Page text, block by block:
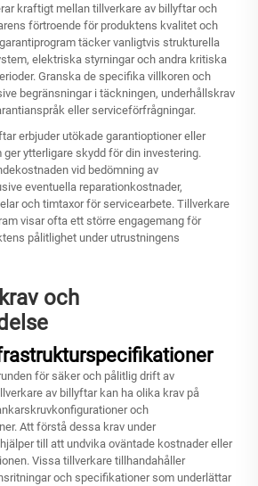
kraftigt mellan tillverkare av billyftar och
förtroende för produktens kvalitet och
täcker vanligtvis strukturella
elektriska styrningar och andra kritiska
Granska de specifika villkoren och
begränsningar i täckningen, underhållskrav
eller serviceförfrågningar.
erbjuder utökade garantioptioner eller
ytterligare skydd för din investering.
vid bedömning av
eventuella reparationkostnader,
och timtaxor för servicearbete. Tillverkare
visar ofta ett större engagemang för
pålitlighet under utrustningens
och
för säker och pålitlig drift av
av billyftar kan ha olika krav på
och
Att förstå dessa krav under
till att undvika oväntade kostnader eller
Vissa tillverkare tillhandahåller
och specifikationer som underlättar